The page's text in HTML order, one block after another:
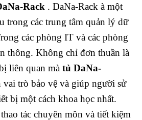
Rack . DaNa-Rack à một
trong các trung tâm quản lý dữ
các phòng IT và các phòng
thông. Không chỉ đơn thuần là
liên quan mà tủ DaNa-
vai trò bảo vệ và giúp người sử
bị một cách khoa học nhất.
tác chuyên môn và tiết kiệm